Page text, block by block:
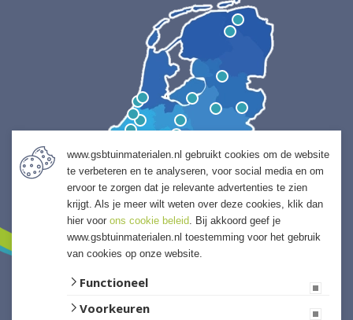
www.gsbtuinmaterialen.nl gebruikt cookies om de website
te verbeteren en te analyseren, voor social media en om
ervoor te zorgen dat je relevante advertenties te zien
krijgt. Als je meer wilt weten over deze cookies, klik dan
hier voor ons cookie beleid. Bij akkoord geef je
www.gsbtuinmaterialen.nl toestemming voor het gebruik
van cookies op onze website.
Functioneel
Voorkeuren